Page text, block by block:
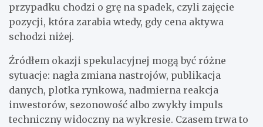
przypadku chodzi o grę na spadek, czyli zajęcie
pozycji, która zarabia wtedy, gdy cena aktywa
schodzi niżej.
Źródłem okazji spekulacyjnej mogą być różne
sytuacje: nagła zmiana nastrojów, publikacja
danych, plotka rynkowa, nadmierna reakcja
inwestorów, sezonowość albo zwykły impuls
techniczny widoczny na wykresie. Czasem trwa to